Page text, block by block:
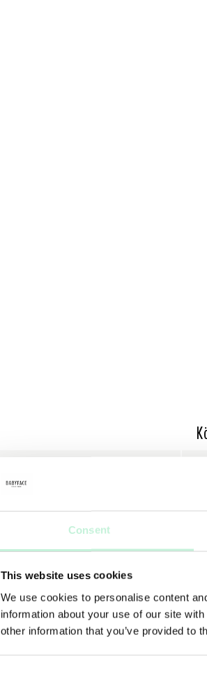
Consent
This website uses cookies
We use cookies to personalise content
information about your use of our site
other information that you’ve provided to